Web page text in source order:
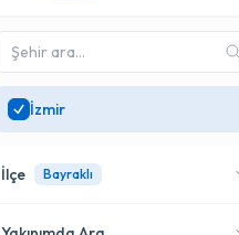
Sadeceİzmir
uzman ara
İzmir
İlçe Bayraklı